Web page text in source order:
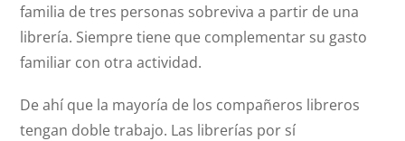
familia de tres personas sobreviva a partir de una
librería. Siempre tiene que complementar su gasto
familiar con otra actividad.
De ahí que la mayoría de los compañeros libreros
tengan doble trabajo. Las librerías por sí